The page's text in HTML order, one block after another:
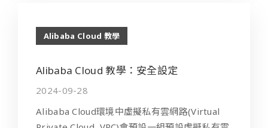
Alibaba Cloud 教學
Alibaba Cloud 教學：安全設定
2024-09-28
Alibaba Cloud環境中虛擬私有雲網路(Virtual